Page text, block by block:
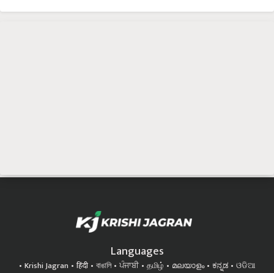
Languages
Krishi Jagran हिंदी বাঙালি ਪੰਜਾਬੀ தமிழ் മലയാളം ಕನ್ನಡ
ଓଡିଆ